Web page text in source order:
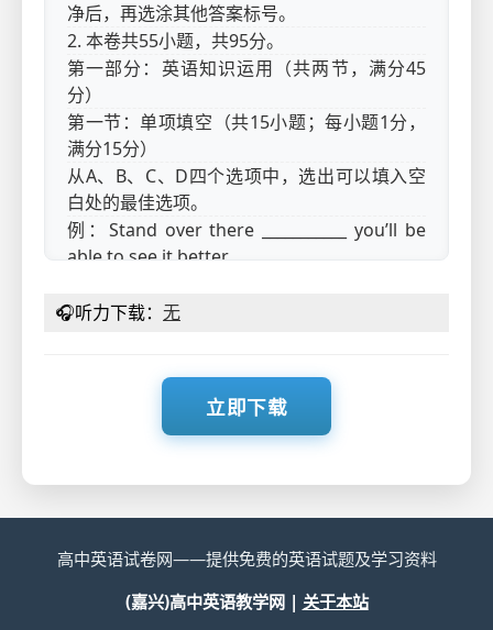
净后，再选涂其他答案标号。
2. 本卷共55小题，共95分。
第一部分：英语知识运用（共两节，满分45
分）
第一节：单项填空（共15小题；每小题1分，
满分15分）
从A、B、C、D四个选项中，选出可以填入空
白处的最佳选项。
例：Stand over there ___________ you’ll be
able to see it better.
D. while
—___________. That’s exactly what I was
A. I didn’t get it
2. I ___________ to send Peter a gift to
couldn’t manage it.
🎧听力下载： 无
立即下载
高中英语试卷网——提供免费的英语试题及学习资料
(嘉兴)高中英语教学网 | 关于本站